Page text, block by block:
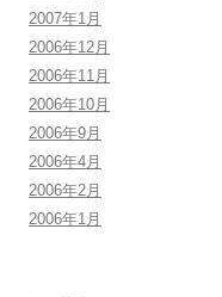
2007年1月
2006年12月
2006年11月
2006年10月
2006年9月
2006年4月
2006年2月
2006年1月